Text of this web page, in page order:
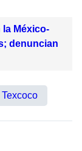
México-
denuncian
Texcoco